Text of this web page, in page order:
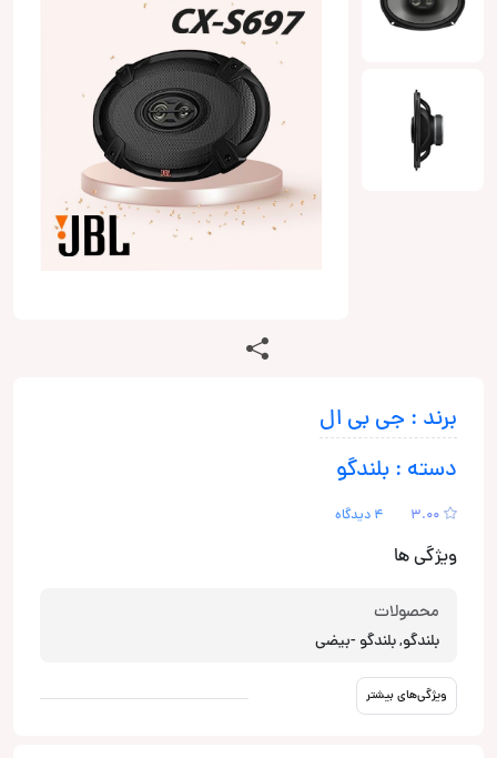
برند : جی بی ال
دسته : بلندگو
3.00 4 دیدگاه
ویژگی ها
محصولات
بلندگو, بلندگو -بیضی
ویژگی‌های بیشتر